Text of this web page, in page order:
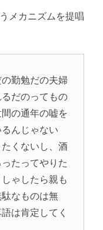
メカニズムを提唱
勤勉だの夫婦
だのってもの
の通年の嘘を
んじゃない
くないし、酒
たってやりた
ゃしたら親も
なものは無
は肯定してく